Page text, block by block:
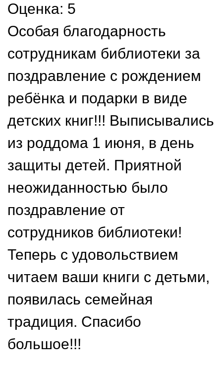
Оценка: 5
Особая благодарность
сотрудникам библиотеки за
поздравление с рождением
ребёнка и подарки в виде
детских книг!!! Выписывались
из роддома 1 июня, в день
защиты детей. Приятной
неожиданностью было
поздравление от
сотрудников библиотеки!
Теперь с удовольствием
читаем ваши книги с детьми,
появилась семейная
традиция. Спасибо
большое!!!